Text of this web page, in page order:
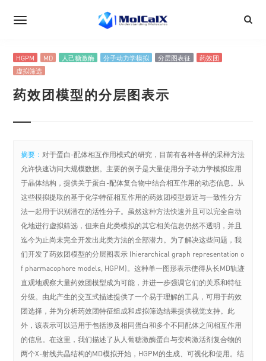
HGPM MD 人己糖激酶 分子动力学模拟 分层图表征
药效团
虚拟筛选
药效团模型的分层图表示
摘要：对于蛋白-配体相互作用模式的研究，目前有各种各样的采样方法
允许快速访问大规模数据。主要的例子是大量使用分子动力学模拟应用
于晶体结构，提供关于蛋白-配体复合物中结合相互作用的动态信息。从
这些模拟提取的基于化学特征相互作用的药效团模型最近与一致性分方
法一起用于识别潜在的活性分子。虽然这种方法快速并且可以完全自动
化地进行虚拟筛选，但来自此类模拟的其它相关信息仍然不透明，并且
迄今为止尚未完全开发出此类方法的全部潜力。为了解决这些问题，我
们开发了药效团模型的分层图表示 (hierarchical graph representation o
f pharmacophore models, HGPM)。这种单一图形表示使得从长MD轨迹
直观地观察大量药效团模型成为可能，并进一步强调它们的关系和特征
分级。由此产生的交互式描述提供了一个易于理解的工具，可用于药效
团选择，并为分析药效团特征组成和虚拟筛选结果提供视觉支持。此
外，该表示可以适用于包括涉及相同蛋白和多个不同配体之间相互作用
的信息。在这里，我们描述了从人葡糖激酶蛋白与变构激活剂复合物的
两个X-射线共晶结构的MD模拟开始，HGPM的生成、可视化和使用。结